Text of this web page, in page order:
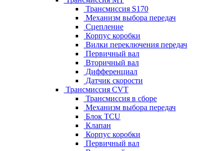
Трансмиссия S170
Механизм выбора передач
Сцепление
Корпус коробки
Вилки переключения передач
Первичный вал
Вторичный вал
Дифференциал
Датчик скорости
Трансмиссия CVT
Трансмиссия в сборе
Механизм выбора передач
Блок TCU
Клапан
Корпус коробки
Первичный вал